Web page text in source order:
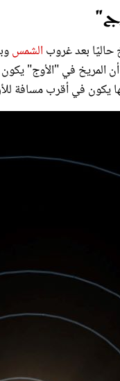
حاليًا بعد غروب الشمس
المريخ في "الأوج"
يكون في أقرب مسافة